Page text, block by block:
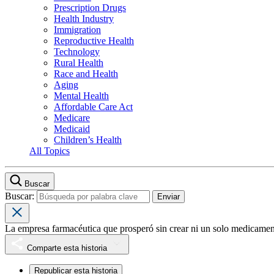
Prescription Drugs
Health Industry
Immigration
Reproductive Health
Technology
Rural Health
Race and Health
Aging
Mental Health
Affordable Care Act
Medicare
Medicaid
Children’s Health
All Topics
Buscar
Buscar:
La empresa farmacéutica que prosperó sin crear ni un solo
Comparte esta historia
Republicar esta historia